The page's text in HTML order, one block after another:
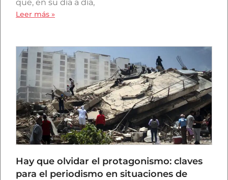
que, en su día a día,
Leer más »
Hay que olvidar el protagonismo: claves
para el periodismo en situaciones de